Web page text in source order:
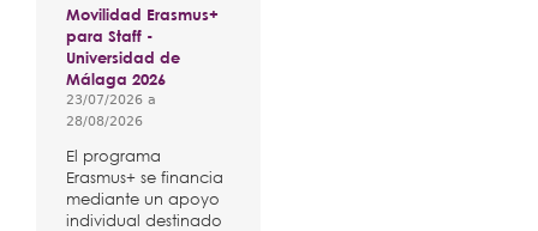
Movilidad Erasmus+
para Staff -
Universidad de
Málaga 2026
23/07/2026 a
28/08/2026
El programa
Erasmus+ se financia
mediante un apoyo
individual destinado